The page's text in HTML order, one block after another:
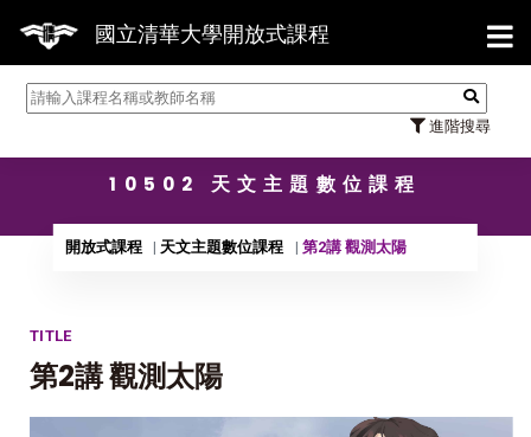
國立清華大學開放式課程
進階搜尋
【
10502 天文主題數位課程
開放式課程 天文主題數位課程 第2講 觀測太陽
TITLE
第2講 觀測太陽